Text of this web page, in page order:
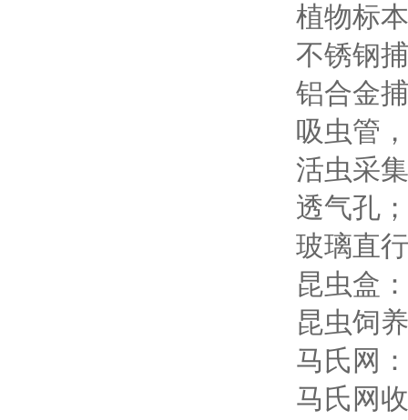
植物标
不锈钢
铝合金
吸虫管
活虫采
透气孔；
玻璃直
昆虫盒
昆虫饲
马氏网
马氏网